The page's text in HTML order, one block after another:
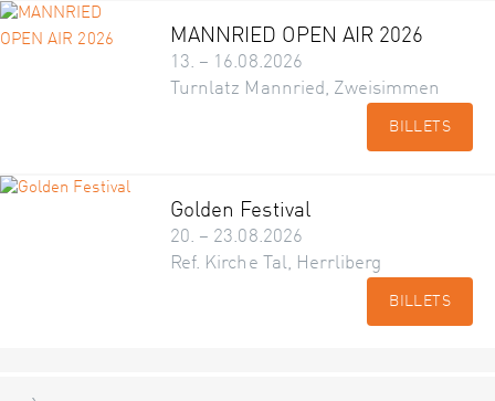
MANNRIED OPEN AIR 2026
13. – 16.08.2026
Turnlatz Mannried, Zweisimmen
BILLETS
Golden Festival
20. – 23.08.2026
Ref. Kirche Tal, Herrliberg
BILLETS